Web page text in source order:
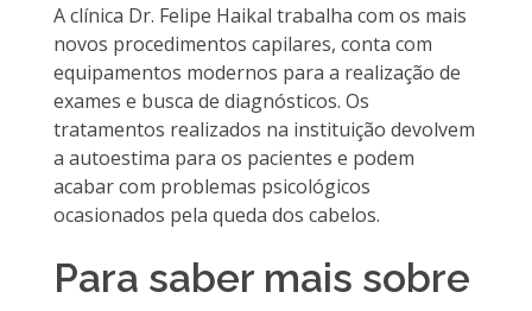
A clínica Dr. Felipe Haikal trabalha com os mais
novos procedimentos capilares, conta com
equipamentos modernos para a realização de
exames e busca de diagnósticos. Os
tratamentos realizados na instituição devolvem
a autoestima para os pacientes e podem
acabar com problemas psicológicos
ocasionados pela queda dos cabelos.
Para saber mais sobre